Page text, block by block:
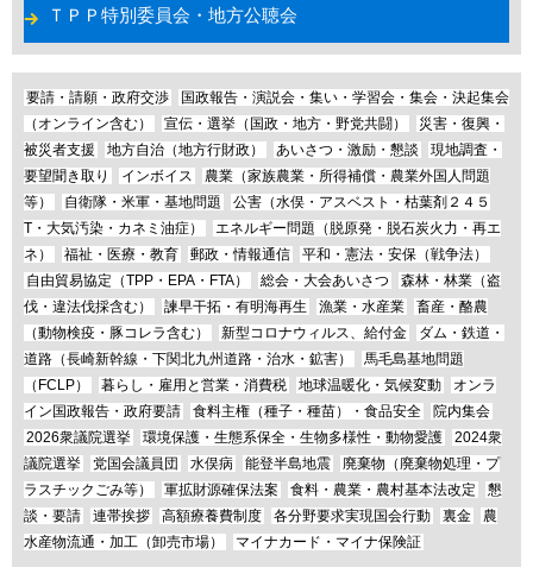
ＴＰＰ特別委員会・地方公聴会
要請・請願・政府交渉
国政報告・演説会・集い・学習会・集会・決起集会
（オンライン含む）
宣伝・選挙（国政・地方・野党共闘）
災害・復興・
被災者支援
地方自治（地方行財政） あいさつ・激励・懇談
現地調査・
要望聞き取り
インボイス
農業（家族農業・所得補償・農業外国人問題
等）
自衛隊・米軍・基地問題
公害（水俣・アスベスト・枯葉剤２４５
T・大気汚染・カネミ油症）
エネルギー問題（脱原発・脱石炭火力・再エ
ネ）
福祉・医療・教育 郵政・情報通信
平和・憲法・安保（戦争法）
自由貿易協定（TPP・EPA・FTA）
総会・大会あいさつ
森林・林業（盗
伐・違法伐採含む）
諫早干拓・有明海再生 漁業・水産業
畜産・酪農
（動物検疫・豚コレラ含む）
新型コロナウィルス、給付金
ダム・鉄道・
道路（長崎新幹線・下関北九州道路・治水・鉱害）
馬毛島基地問題
（FCLP）
暮らし・雇用と営業・消費税 地球温暖化・気候変動
オンラ
イン国政報告・政府要請
食料主権（種子・種苗）・食品安全
院内集会
2026衆議院選挙
環境保護・生態系保全・生物多様性・動物愛護
2024衆
議院選挙
党国会議員団 水俣病 能登半島地震
廃棄物（廃棄物処理・プ
ラスチックごみ等）
軍拡財源確保法案 食料・農業・農村基本法改定
懇
談・要請
連帯挨拶 高額療養費制度 各分野要求実現国会行動 裏金
農
水産物流通・加工（卸売市場）
マイナカード・マイナ保険証